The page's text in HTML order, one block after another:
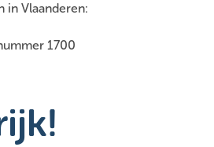
in Vlaanderen:
1700